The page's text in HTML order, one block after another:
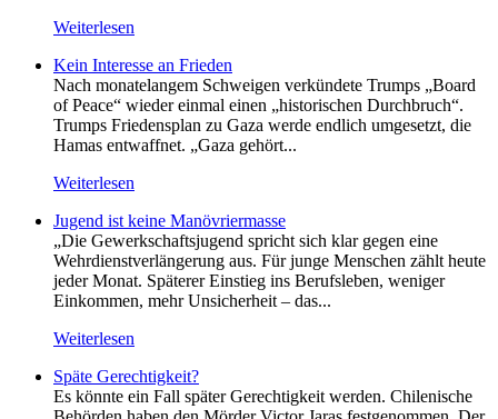
Weiterlesen
Kein Inte­resse an Frieden
Nach monatelangem Schweigen verkündete Trumps „Board
of Peace“ wieder einmal einen „historischen Durchbruch“.
Trumps Friedensplan zu Gaza werde endlich umgesetzt, die
Hamas entwaffnet. „Gaza gehört...
Weiterlesen
Jugend ist keine Manövriermasse
„Die Gewerkschaftsjugend spricht sich klar gegen eine
Wehrdienstverlängerung aus. Für junge Menschen zählt heute
jeder Monat. Späterer Einstieg ins Berufsleben, weniger
Einkommen, mehr Unsicherheit – das...
Weiterlesen
Späte Gerechtigkeit?
Es könnte ein Fall später Gerechtigkeit werden. Chilenische